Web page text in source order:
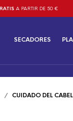
A PARTIR DE 50 €
SECADORES
/ CUIDADO DEL